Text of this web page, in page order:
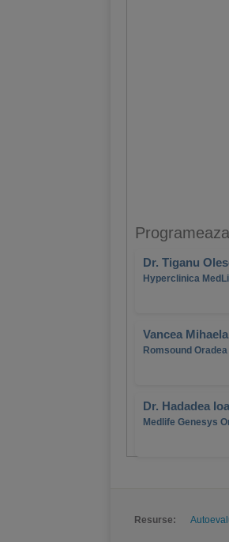
Dr. Tiganu
Hyperclinica
Vancea Mihaela
Romsound
Dr. Hadadea
Medlife Genesys
Resurse: